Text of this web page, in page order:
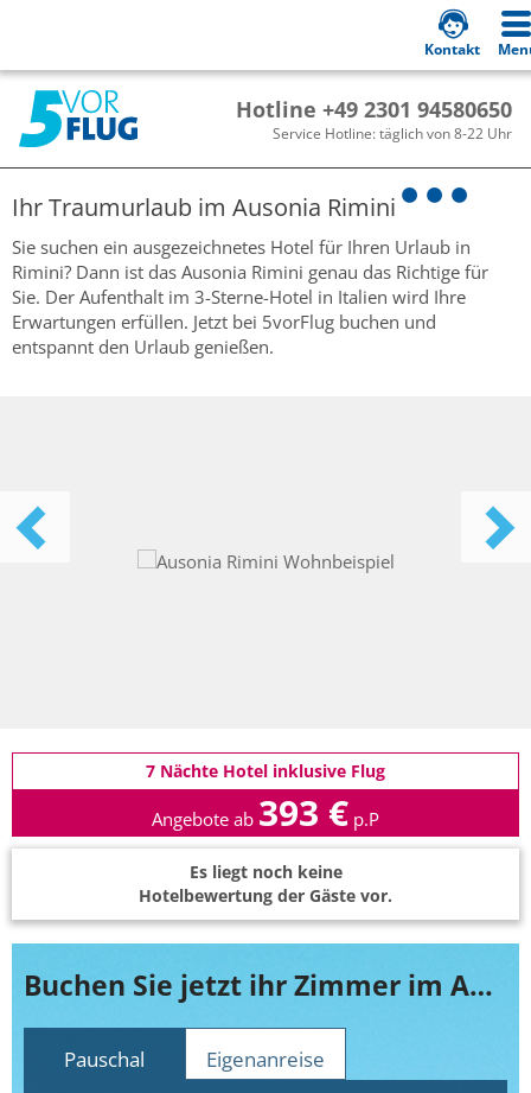
Hotline +49 2301 94580650
Service Hotline: täglich von 8-22 Uhr
Kontakt
Ihr Traumurlaub im Ausonia Rimini
Sie suchen ein ausgezeichnetes Hotel für Ihren Urlaub in
Rimini? Dann ist das Ausonia Rimini genau das Richtige für
Sie. Der Aufenthalt im 3-Sterne-Hotel in Italien wird Ihre
Erwartungen erfüllen. Jetzt bei 5vorFlug buchen und
entspannt den Urlaub genießen.
7 Nächte Hotel inklusive Flug
Angebote ab 393 € p.P
Es liegt noch keine
Hotelbewertung der Gäste vor.
Buchen Sie jetzt ihr Zimmer im Ausonia Rimini
Pauschal Eigenanreise